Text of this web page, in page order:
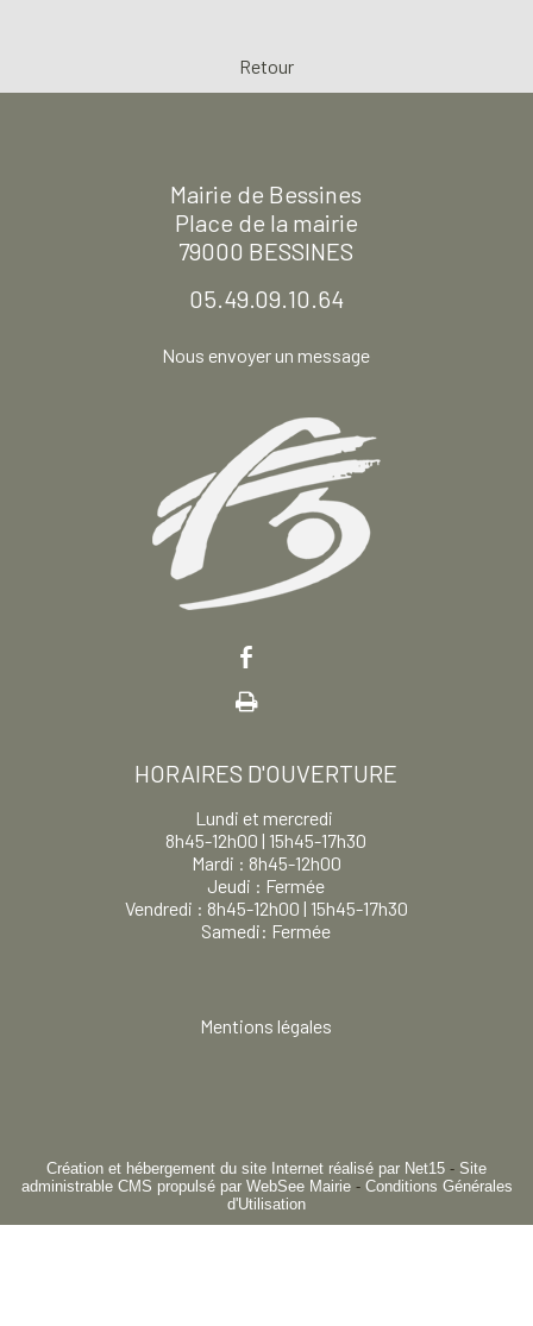
Retour
Mairie de Bessines
Place de la mairie
79000 BESSINES
05.49.09.10.64
Nous envoyer un message
HORAIRES D'OUVERTURE
Lundi et mercredi
8h45-12h00 | 15h45-17h30
Mardi : 8h45-12h00
Jeudi : Fermée
Vendredi : 8h45-12h00 | 15h45-17h30
Samedi: Fermée
Mentions légales
Création et hébergement du site Internet réalisé par Net15 - Site
administrable CMS propulsé par WebSee Mairie- Conditions Générales
d'Utilisation